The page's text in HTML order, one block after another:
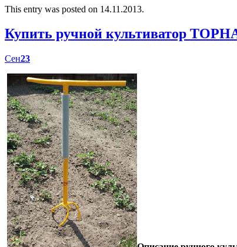
This entry was posted on 14.11.2013.
Купить ручной культиватор
Сен23